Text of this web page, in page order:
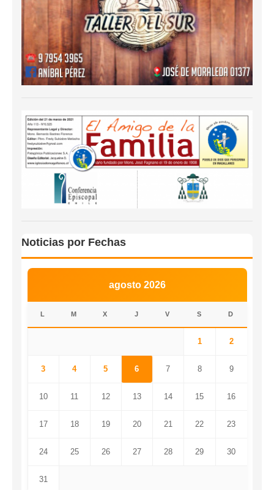
Noticias por Fechas
agosto 2026
L M X J V S D
1 2
3 4 5 6 7 8 9
10 11 12 13 14 15 16
17 18 19 20 21 22 23
24 25 26 27 28 29 30
31